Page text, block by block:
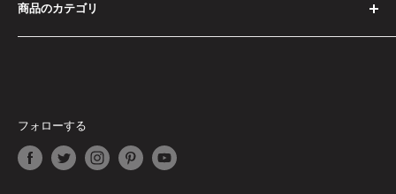
ドライバーセット
工具セット
スマート文房具
エアコンプレッサー・空気入れ
お問い合わせ
特定商取引法に基づく表記
商品が届かない場合
受取時に関税を要求された場合
商品のカテゴリ
ドライバーセット
ミニカメラ
スマート文房具
フォローする